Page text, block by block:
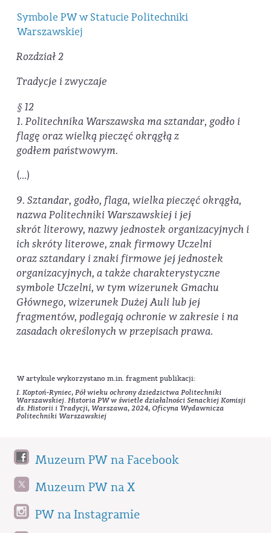
Symbole PW w Statucie Politechniki
Warszawskiej
Rozdział 2
Tradycje i zwyczaje
§ 12
1. Politechnika Warszawska ma sztandar, godło i
flagę oraz wielką pieczęć okrągłą z
godłempaństwowym.
(...)
9. Sztandar, godło, flaga, wielka pieczęć okrągła,
nazwa Politechniki Warszawskiej i jej
skrót literowy, nazwy jednostek organizacyjnych i
ich skróty literowe, znak firmowy Uczelni
orazsztandary i znaki firmowe jej jednostek
organizacyjnych, a także charakterystyczne
symbole Uczelni, w tym wizerunek Gmachu
Głównego, wizerunek Dużej Auli lub jej
fragmentów,podlegają ochronie w zakresie i na
zasadach określonych w przepisach prawa.
W artykule wykorzystano m.in. fragment publikacji:
I. Koptoń-Ryniec, Pół wieku ochrony dziedzictwa Politechniki
Warszawskiej. Historia PW w świetle działalności Senackiej Komisji
ds. Historii i Tradycji, Warszawa, 2024, Oficyna Wydawnicza
Politechniki Warszawskiej
Muzeum PW na Facebook
Muzeum PW na X
PW na Instagramie